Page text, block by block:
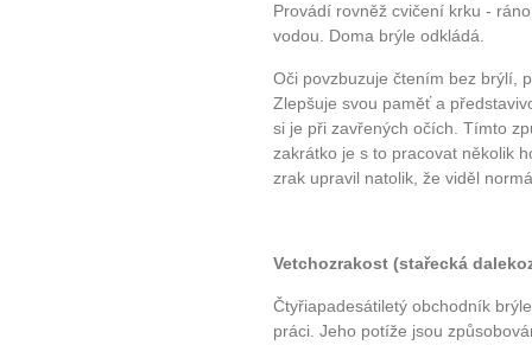
Provádí rovněž cvičení krku -
vodou. Doma brýle odkládá.
Oči povzbuzuje čtením bez brýlí,
Zlepšuje svou paměť a
si je při zavřených očích. Tímto
zakrátko je s to pracovat několik
zrak upravil natolik, že viděl
Vetchozrakost (stařecká
Čtyřiapadesátiletý obchodník
práci. Jeho potíže jsou